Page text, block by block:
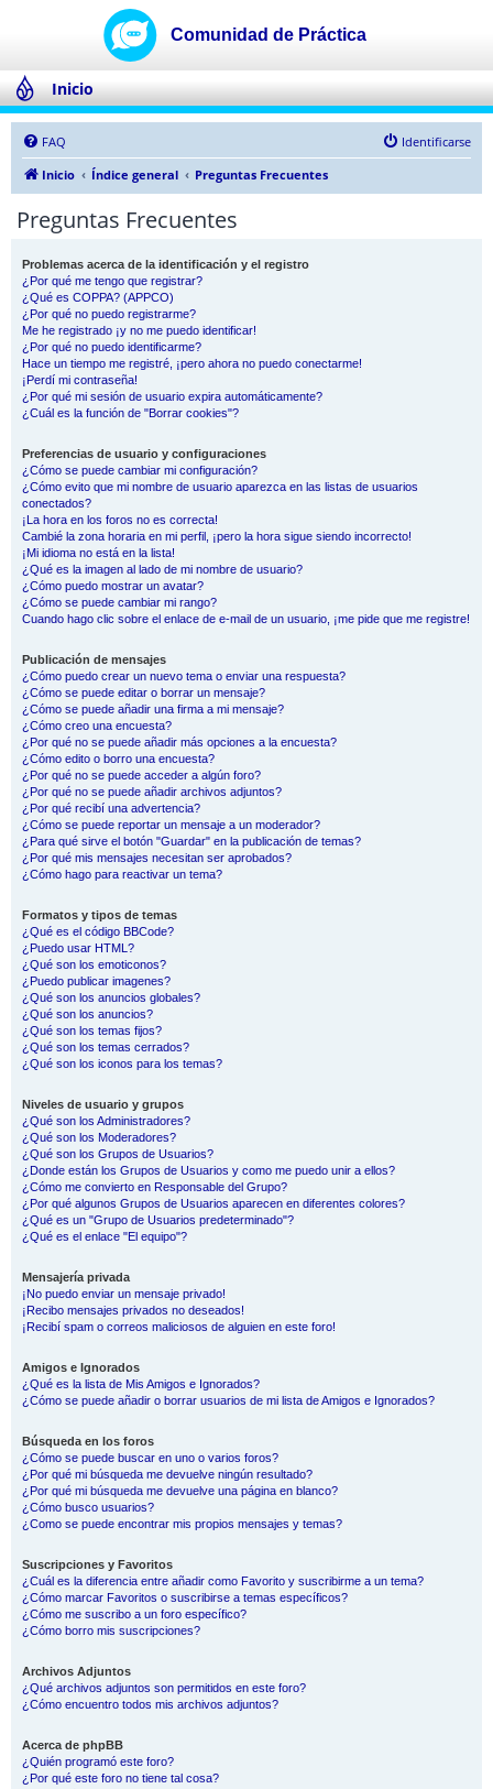
Inicio
FAQ
Identificarse
Inicio
Índice general Preguntas Frecuentes
Preguntas Frecuentes
Problemas acerca de la identificación y el registro
¿Por qué me tengo que registrar?
¿Qué es COPPA? (APPCO)
¿Por qué no puedo registrarme?
Me he registrado ¡y no me puedo identificar!
¿Por qué no puedo identificarme?
Hace un tiempo me registré, ¡pero ahora no puedo conectarme!
¡Perdí mi contraseña!
¿Por qué mi sesión de usuario expira automáticamente?
¿Cuál es la función de "Borrar cookies"?
Preferencias de usuario y configuraciones
¿Cómo se puede cambiar mi configuración?
¿Cómo evito que mi nombre de usuario aparezca en las listas de usuarios
conectados?
¡La hora en los foros no es correcta!
Cambié la zona horaria en mi perfil, ¡pero la hora sigue siendo incorrecto!
¡Mi idioma no está en la lista!
¿Qué es la imagen al lado de mi nombre de usuario?
¿Cómo puedo mostrar un avatar?
¿Cómo se puede cambiar mi rango?
Cuando hago clic sobre el enlace de e-mail de un usuario, ¡me pide que me registre!
Publicación de mensajes
¿Cómo puedo crear un nuevo tema o enviar una respuesta?
¿Cómo se puede editar o borrar un mensaje?
¿Cómo se puede añadir una firma a mi mensaje?
¿Cómo creo una encuesta?
¿Por qué no se puede añadir más opciones a la encuesta?
¿Cómo edito o borro una encuesta?
¿Por qué no se puede acceder a algún foro?
¿Por qué no se puede añadir archivos adjuntos?
¿Por qué recibí una advertencia?
¿Cómo se puede reportar un mensaje a un moderador?
¿Para qué sirve el botón "Guardar" en la publicación de temas?
¿Por qué mis mensajes necesitan ser aprobados?
¿Cómo hago para reactivar un tema?
Formatos y tipos de temas
¿Qué es el código BBCode?
¿Puedo usar HTML?
¿Qué son los emoticonos?
¿Puedo publicar imagenes?
¿Qué son los anuncios globales?
¿Qué son los anuncios?
¿Qué son los temas fijos?
¿Qué son los temas cerrados?
¿Qué son los iconos para los temas?
Niveles de usuario y grupos
¿Qué son los Administradores?
¿Qué son los Moderadores?
¿Qué son los Grupos de Usuarios?
¿Donde están los Grupos de Usuarios y como me puedo unir a ellos?
¿Cómo me convierto en Responsable del Grupo?
¿Por qué algunos Grupos de Usuarios aparecen en diferentes colores?
¿Qué es un "Grupo de Usuarios predeterminado"?
¿Qué es el enlace "El equipo"?
Mensajería privada
¡No puedo enviar un mensaje privado!
¡Recibo mensajes privados no deseados!
¡Recibí spam o correos maliciosos de alguien en este foro!
Amigos e Ignorados
¿Qué es la lista de Mis Amigos e Ignorados?
¿Cómo se puede añadir o borrar usuarios de mi lista de Amigos e Ignorados?
Búsqueda en los foros
¿Cómo se puede buscar en uno o varios foros?
¿Por qué mi búsqueda me devuelve ningún resultado?
¿Por qué mi búsqueda me devuelve una página en blanco?
¿Cómo busco usuarios?
¿Como se puede encontrar mis propios mensajes y temas?
Suscripciones y Favoritos
¿Cuál es la diferencia entre añadir como Favorito y suscribirme a un tema?
¿Cómo marcar Favoritos o suscribirse a temas específicos?
¿Cómo me suscribo a un foro específico?
¿Cómo borro mis suscripciones?
Archivos Adjuntos
¿Qué archivos adjuntos son permitidos en este foro?
¿Cómo encuentro todos mis archivos adjuntos?
Acerca de phpBB
¿Quién programó este foro?
¿Por qué este foro no tiene tal cosa?